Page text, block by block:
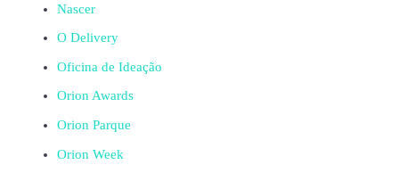
Nascer
O Delivery
Oficina de Ideação
Orion Awards
Orion Parque
Orion Week